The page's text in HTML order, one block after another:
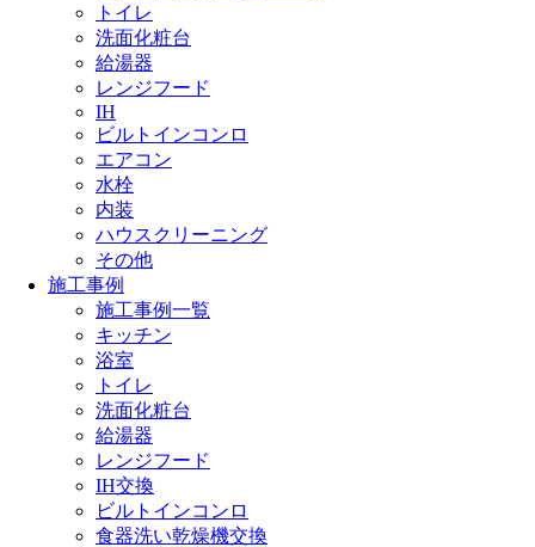
トイレ
洗面化粧台
給湯器
レンジフード
IH
ビルトインコンロ
エアコン
水栓
内装
ハウスクリーニング
その他
施工事例
施工事例一覧
キッチン
浴室
トイレ
洗面化粧台
給湯器
レンジフード
IH交換
ビルトインコンロ
食器洗い乾燥機交換